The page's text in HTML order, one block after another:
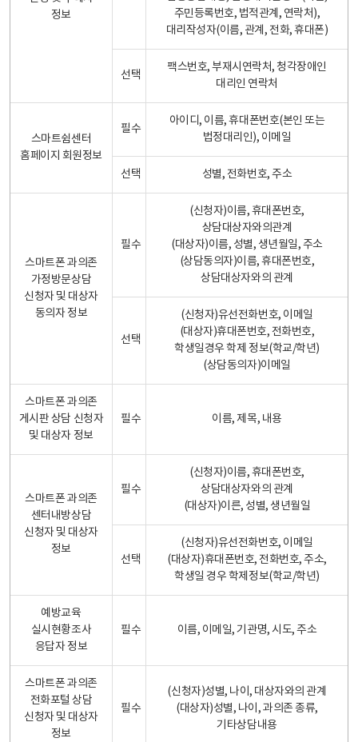
정보
주민등록번호, 법적관계, 연락처),
대리작성자(이름, 관계, 전화, 휴대폰)
선택
팩스번호, 부재시연락처, 청각장애인
대리인 연락처
스마트쉼센터
홈페이지 회원정보
필수
아이디, 이름, 휴대폰번호(본인 또는
법정대리인), 이메일
선택 성별, 전화번호, 주소
스마트폰 과의존
가정방문상담
신청자 및 대상자
동의자 정보
필수
(신청자)이름, 휴대폰번호,
상담대상자와의관계
(대상자)이름, 성별, 생년월일, 주소
(상담동의자)이름, 휴대폰번호,
상담대상자와의 관계
선택
(신청자)유선전화번호, 이메일
(대상자)휴대폰번호, 전화번호,
학생일경우 학제 정보(학교/학년)
(상담동의자)이메일
스마트폰 과의존
게시판 상담 신청자
및 대상자 정보
필수 이름, 제목, 내용
스마트폰 과의존
센터내방상담
신청자 및 대상자
정보
필수
(신청자)이름, 휴대폰번호,
상담대상자와의 관계
(대상자)이른, 성별, 생년월일
선택
(신청자)유선전화번호, 이메일
(대상자)휴대폰번호, 전화번호, 주소,
학생일 경우 학제정보(학교/학년)
예방교육
실시현황조사
응답자 정보
필수 이름, 이메일, 기관명, 시도, 주소
스마트폰 과의존
전화포털 상담
신청자 및 대상자
정보
필수
(신청자)성별, 나이, 대상자와의 관계
(대상자)성별, 나이, 과의존 종류,
기타상담내용